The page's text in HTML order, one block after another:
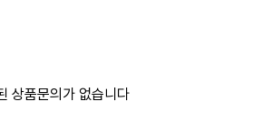
상품문의가 없습니다